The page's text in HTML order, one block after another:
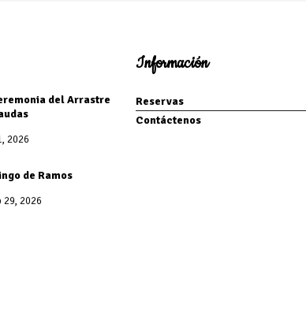
del Arrastre
2026
de Ramos
29, 2026
Información
Reservas
Contáctenos